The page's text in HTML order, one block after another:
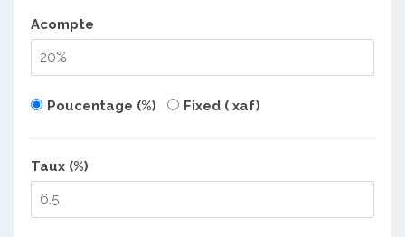
Acompte
Poucentage (%) Fixed ( xaf)
Taux (%)